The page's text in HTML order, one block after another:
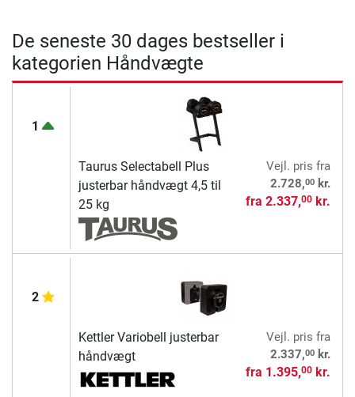
De seneste 30 dages bestseller i
kategorien Håndvægte
1
Taurus Selectabell Plus
justerbar håndvægt 4,5 til
25 kg
Vejl. pris fra
2.728,00kr.
fra 2.337,00kr.
2
Kettler Variobell justerbar
håndvægt
Vejl. pris fra
2.337,00kr.
fra 1.395,00kr.